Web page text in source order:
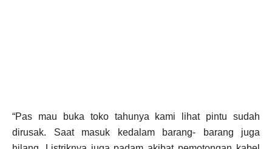
“Pas mau buka toko tahunya kami lihat pintu sudah
dirusak. Saat masuk kedalam barang- barang juga